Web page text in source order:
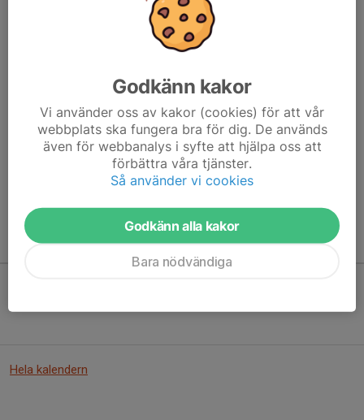
Här hamnar automatiskt de senaste nyheterna på hemsidan. För
att kunna börja administrera hemsidan loggar du in högst upp till
Kommande aktiviteter
Hela kalendern
Godkänn kakor
Vi använder oss av kakor (cookies) för att vår
webbplats ska fungera bra för dig. De används
även för webbanalys i syfte att hjälpa oss att
förbättra våra tjänster.
Så använder vi cookies
Godkänn alla kakor
Bara nödvändiga